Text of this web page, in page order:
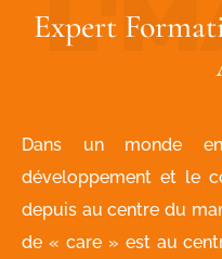
Expert
Dans un monde
développement et le
depuis au centre du
de « care » est au